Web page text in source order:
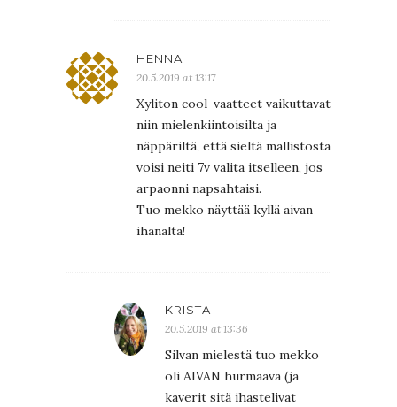
HENNA
20.5.2019 at 13:17
Xyliton cool-vaatteet vaikuttavat
niin mielenkiintoisilta ja
näppäriltä, että sieltä mallistosta
voisi neiti 7v valita itselleen, jos
arpaonni napsahtaisi.
Tuo mekko näyttää kyllä aivan
ihanalta!
KRISTA
20.5.2019 at 13:36
Silvan mielestä tuo mekko
oli AIVAN hurmaava (ja
kaverit sitä ihastelivat